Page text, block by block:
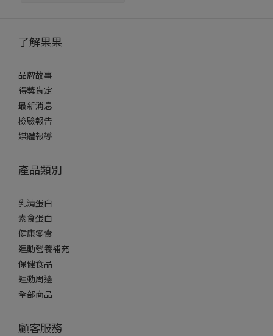
了解果果
品牌故事
得獎肯定
最新消息
檢驗報告
媒體報導
產品類別
乳清蛋白
素食蛋白
健康零食
運動營養補充
保健食品
運動周邊
全部商品
顧客服務